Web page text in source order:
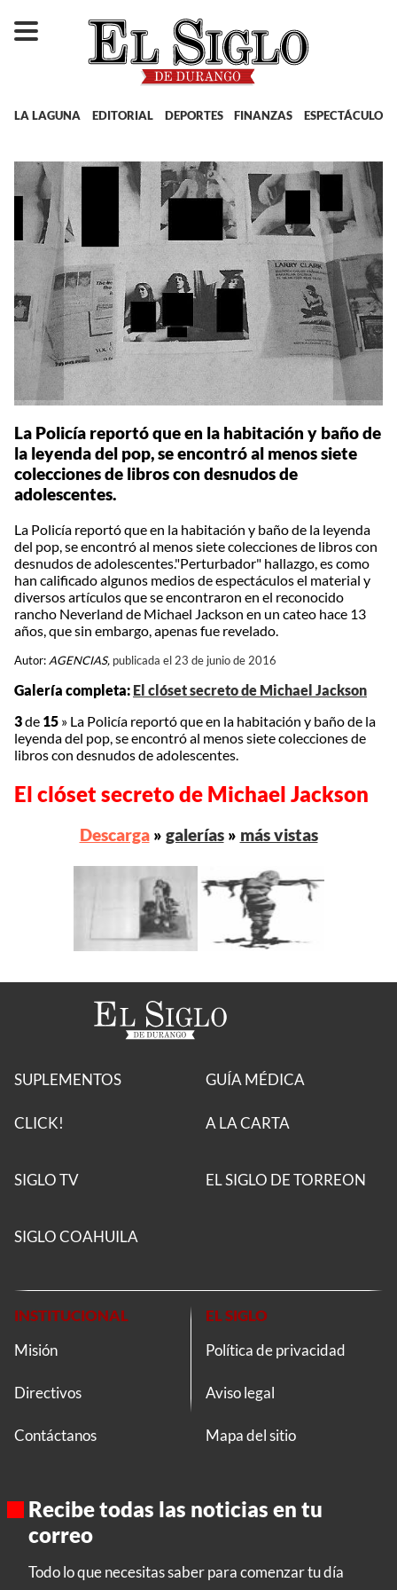
LA LAGUNA EDITORIAL DEPORTES FINANZAS ESPECTÁCULOS
La Policía reportó que en la habitación y baño de
la leyenda del pop, se encontró al menos siete
colecciones de libros con desnudos de
adolescentes.
La Policía reportó que en la habitación y baño de la leyenda
del pop, se encontró al menos siete colecciones de libros con
desnudos de adolescentes."Perturbador" hallazgo, es como
han calificado algunos medios de espectáculos el material y
diversos artículos que se encontraron en el reconocido
rancho Neverland de Michael Jackson en un cateo hace 13
años, que sin embargo, apenas fue revelado.
Autor: AGENCIAS, publicada el 23 de junio de 2016
Galería completa: El clóset secreto de Michael Jackson
3de 15 » La Policía reportó que en la habitación y baño de la
leyenda del pop, se encontró al menos siete colecciones de
libros con desnudos de adolescentes.
El clóset secreto de Michael Jackson
Descarga» galerías» más vistas
SUPLEMENTOS
CLICK!
GUÍA MÉDICA
A LA CARTA
SIGLO TV EL SIGLO DE TORREON
SIGLO COAHUILA
INSTITUCIONAL
Misión
Directivos
Contáctanos
EL SIGLO
Política de privacidad
Aviso legal
Mapa del sitio
Recibe todas las noticias en tu
correo
Todo lo que necesitas saber para comenzar tu día